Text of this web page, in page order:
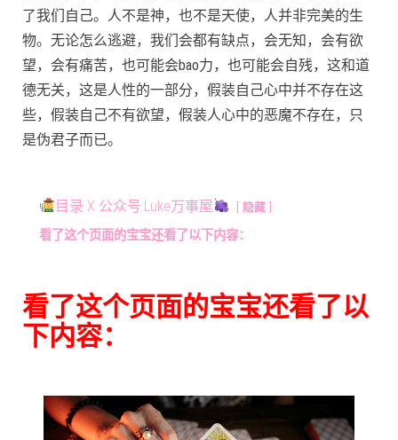
了我们自己。人不是神，也不是天使，人并非完美的生
物。无论怎么逃避，我们会都有缺点，会无知，会有欲
望，会有痛苦，也可能会bao力，也可能会自残，这和道
德无关，这是人性的一部分，假装自己心中并不存在这
些，假装自己不有欲望，假装人心中的恶魔不存在，只
是伪君子而已。
目录 X 公众号:Luke万事屋 隐藏
看了这个页面的宝宝还看了以下内容：
看了这个页面的宝宝还看了以
下内容：